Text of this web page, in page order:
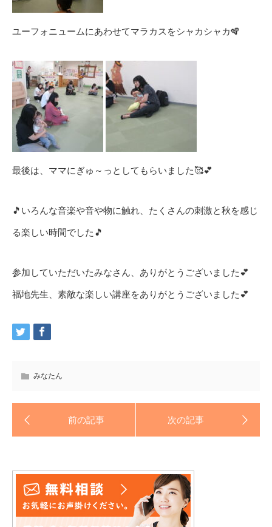
ユーフォニュームにあわせてマラカスをシャカシャカ🪇
最後は、ママにぎゅ～っとしてもらいました🥰💕
🎵いろんな音楽や音や物に触れ、たくさんの刺激と秋を感じ
る楽しい時間でした🎵
参加していただいたみなさん、ありがとうございました💕
福地先生、素敵な楽しい講座をありがとうございました💕
みなたん